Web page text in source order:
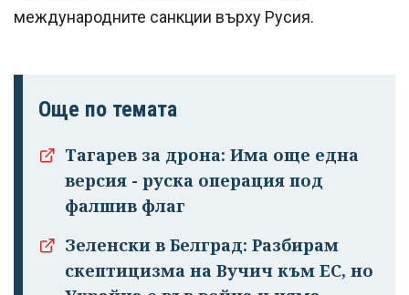
международните санкции върху Русия.
Още по темата
Тагарев за дрона: Има още една
версия - руска операция под
фалшив флаг
Зеленски в Белград: Разбирам
скептицизма на Вучич към ЕС, но